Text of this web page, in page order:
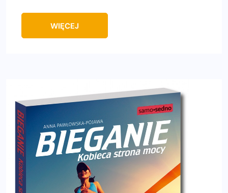
WIĘCEJ